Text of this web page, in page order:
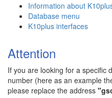
Information about
Database menu
K10plus interfaces
Attention
If you are looking for a specific
number (here as an example
please replace the address